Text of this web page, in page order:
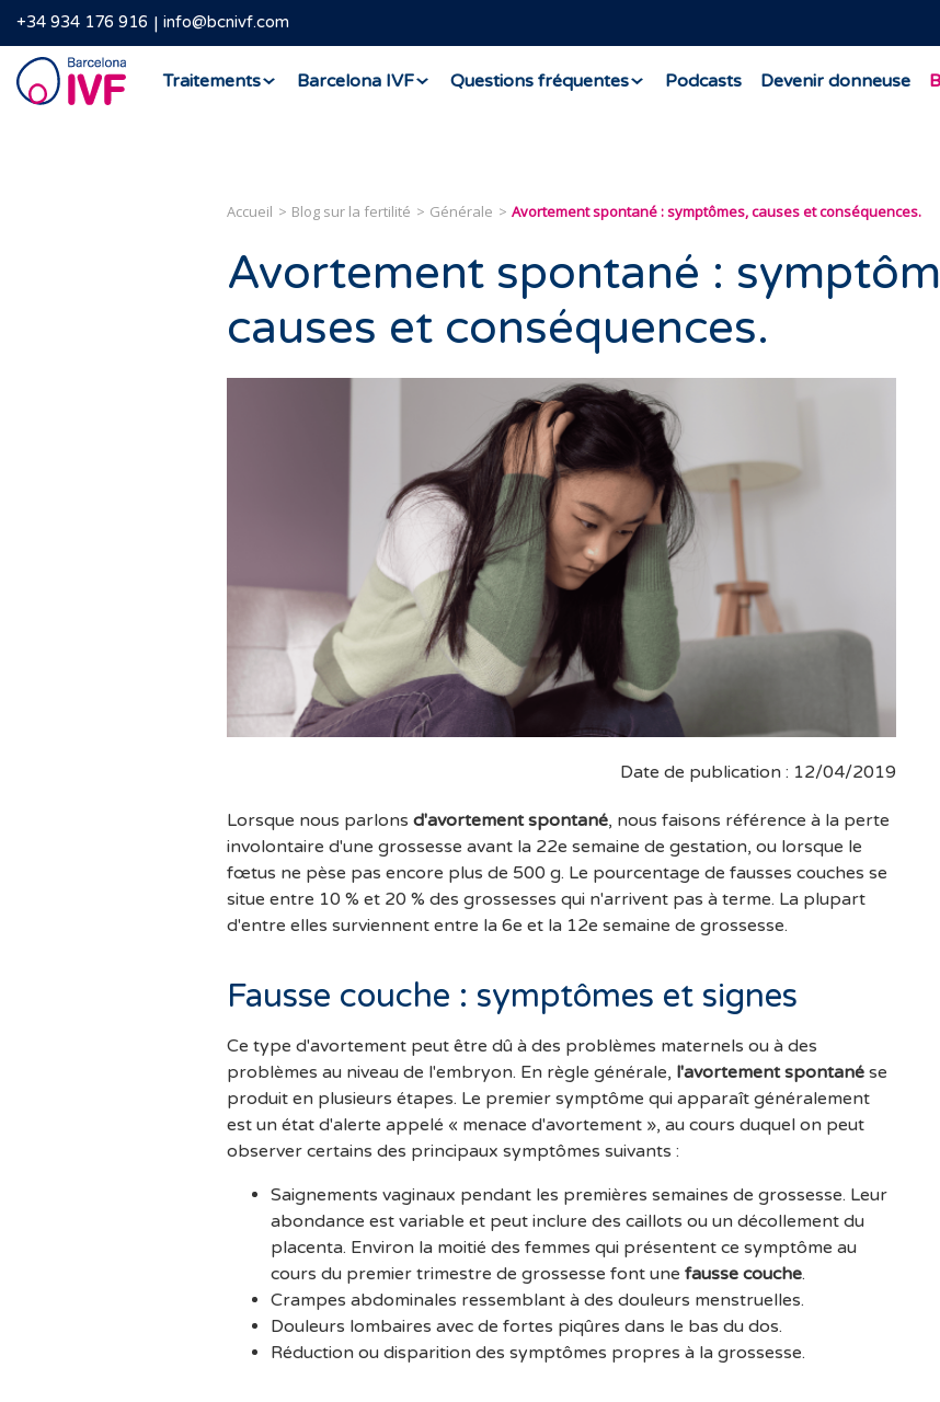
+34 934 176 916 info@bcnivf.com
Barcelona
IVF
Traitements Barcelona IVF Questions fréquentes Podcasts Devenir donneuse
Accueil Blog sur la fertilité Générale Avortement spontané : symptômes, causes et conséquences.
Avortement spontané :
causes et conséquences.
Date de publication : 12/04/2019
Lorsque nous parlons d'avortement spontané, nous faisons référence à la perte
involontaire d'une grossesse avant la 22e semaine de gestation, ou lorsque le
fœtus ne pèse pas encore plus de 500 g. Le pourcentage de fausses couches se
situe entre 10 % et 20 % des grossesses qui n'arrivent pas à terme. La plupart
d'entre elles surviennent entre la 6e et la 12e semaine de grossesse.
Fausse couche : symptômes et signes
Ce type d'avortement peut être dû à des problèmes maternels ou à des
problèmes au niveau de l'embryon. En règle générale, l'avortement spontané se
produit en plusieurs étapes. Le premier symptôme qui apparaît généralement
est un état d'alerte appelé « menace d'avortement », au cours duquel on peut
observer certains des principaux symptômes suivants :
Saignements vaginaux pendant les premières semaines de grossesse. Leur
abondance est variable et peut inclure des caillots ou un décollement du
placenta. Environ la moitié des femmes qui présentent ce symptôme au
cours du premier trimestre de grossesse font une fausse couche.
Crampes abdominales ressemblant à des douleurs menstruelles.
Douleurs lombaires avec de fortes piqûres dans le bas du dos.
Réduction ou disparition des symptômes propres à la grossesse.